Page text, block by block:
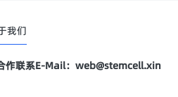
我们
作联系E-Mail：web@stemcell.xin